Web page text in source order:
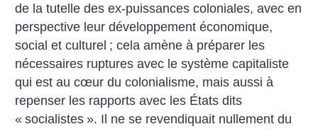
de la tutelle des ex-puissances coloniales, avec en
perspective leur développement économique,
social et culturel ; cela amène à préparer les
nécessaires ruptures avec le système capitaliste
qui est au cœur du colonialisme, mais aussi à
repenser les rapports avec les États dits
« socialistes ». Il ne se revendiquait nullement du